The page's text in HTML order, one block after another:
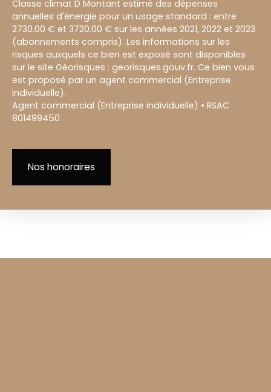
Classe climat D Montant estimé des dépenses
annuelles d'énergie pour un usage standard : entre
2730.00 € et 3720.00 € sur les années 2021, 2022 et 2023
(abonnements compris). Les informations sur les
risques auxquels ce bien est exposé sont disponibles
sur le site Géorisques : georisques.gouv.fr. Ce bien vous
est proposé par un agent commercial (Entreprise
individuelle).
Agent commercial (Entreprise individuelle) • RSAC
801499450
Nos honoraires